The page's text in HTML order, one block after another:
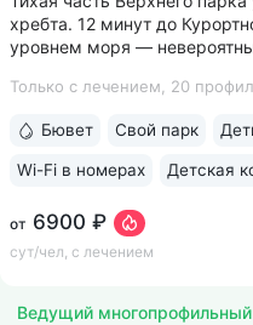
хребта. 12 минут до
уровнем моря ­—
расположены лучшие
Только с лечением, 20
от 6900 ₽
сут/чел, с лечением
Бювет Свой парк
Wi-Fi в номерах Детская
Ведущий многопрофильный